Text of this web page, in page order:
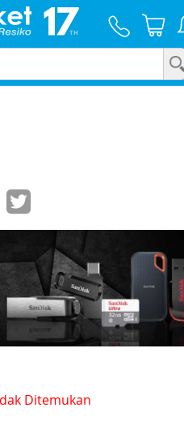
Ditemukan